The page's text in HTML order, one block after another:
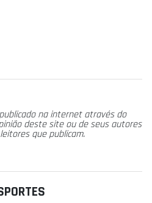
na internet através do
deste site ou de seus autores
que publicam.